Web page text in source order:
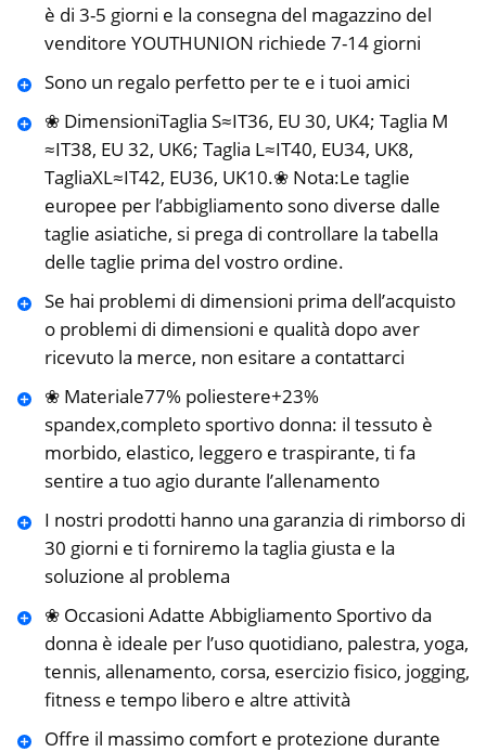
è di 3-5 giorni e la consegna del magazzino del
venditore YOUTHUNION richiede 7-14 giorni
Sono un regalo perfetto per te e i tuoi amici
❀ DimensioniTaglia S≈IT36, EU 30, UK4; Taglia M
≈IT38, EU 32, UK6; Taglia L≈IT40, EU34, UK8,
TagliaXL≈IT42, EU36, UK10.❀ Nota:Le taglie
europee per l’abbigliamento sono diverse dalle
taglie asiatiche, si prega di controllare la tabella
delle taglie prima del vostro ordine.
Se hai problemi di dimensioni prima dell’acquisto
o problemi di dimensioni e qualità dopo aver
ricevuto la merce, non esitare a contattarci
❀ Materiale77% poliestere+23%
spandex,completo sportivo donna: il tessuto è
morbido, elastico, leggero e traspirante, ti fa
sentire a tuo agio durante l’allenamento
I nostri prodotti hanno una garanzia di rimborso di
30 giorni e ti forniremo la taglia giusta e la
soluzione al problema
❀ Occasioni Adatte Abbigliamento Sportivo da
donna è ideale per l’uso quotidiano, palestra, yoga,
tennis, allenamento, corsa, esercizio fisico, jogging,
fitness e tempo libero e altre attività
Offre il massimo comfort e protezione durante